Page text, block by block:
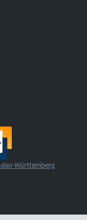
Württemberg